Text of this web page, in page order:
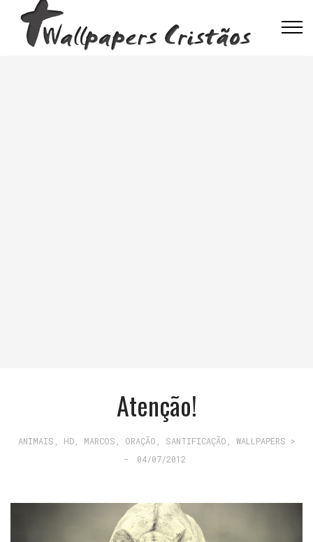
Atenção!
ANIMAIS HD, MARCOS ORAÇÃO SANTIFICAÇÃO
WALLPAPERS >
-
04/07/2012